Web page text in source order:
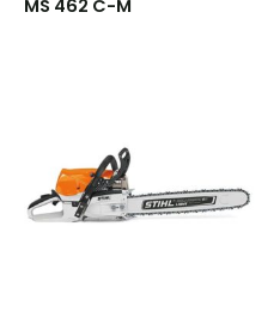
MS 462 C-M